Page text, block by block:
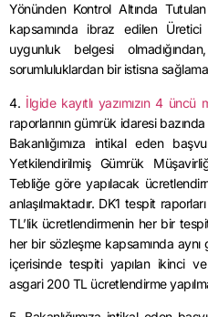
Yönünden Kontrol Altında
kapsamında ibraz edilen
uygunluk belgesi
sorumluluklardan bir istisna
4. İlgide kayıtlı yazımızın 4 üncü
raporlarının gümrük idaresi
Bakanlığımıza intikal eden
Yetkilendirilmiş Gümrük
Tebliğe göre yapılacak
anlaşılmaktadır. DK1 tespit
TL’lik ücretlendirmenin her bir
her bir sözleşme kapsamında
içerisinde tespiti yapılan ikinci
asgari 200 TL ücretlendirme